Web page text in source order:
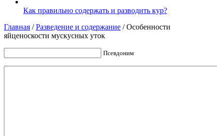
Как правильно содержать и разводить кур?
Главная /Разведение и содержание /Особенности
яйценоскости мускусных уток
Псевдоним